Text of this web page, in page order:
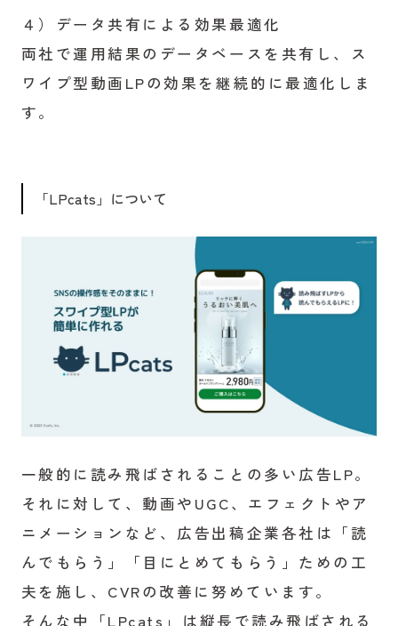
４）データ共有による効果最適化
両社で運用結果のデータベースを共有し、ス
ワイプ型動画LPの効果を継続的に最適化しま
す。
「LPcats」について
一般的に読み飛ばされることの多い広告LP。
それに対して、動画やUGC、エフェクトやア
ニメーションなど、広告出稿企業各社は「読
んでもらう」「目にとめてもらう」ための工
夫を施し、CVRの改善に努めています。
そんな中「LPcats」は縦長で読み飛ばされる